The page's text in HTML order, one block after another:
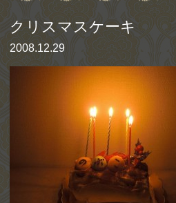
クリスマスケーキ
2008.12.29